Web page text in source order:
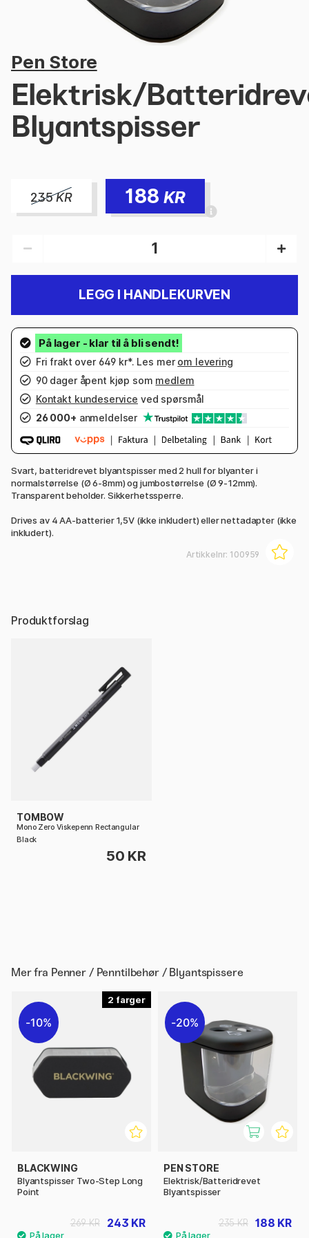
Pen Store
Elektrisk/
Blyantspisser
235KR 188 KR
LEGG I HANDLEKURVEN
Fri frakt over 649 kr*. Les mer om levering
90 dager åpent kjøp som medlem
Kontakt kundeservice ved spørsmål
26 000+ anmeldelser
Svart, batteridrevet blyantspisser med 2 hull for blyanter i
normalstørrelse (Ø 6-8mm) og jumbostørrelse (Ø 9-12mm).
Transparent beholder. Sikkerhetssperre.
Drives av 4 AA-batterier 1,5V (ikke inkludert) eller nettadapter (ikke
inkludert).
Artikkelnr: 100959
Produktforslag
TOMBOW
Mono Zero Viskepenn Rectangular
Black
50 KR
Mer fra Penner / Penntilbehør / Blyantspissere
2
10%
BLACKWING
Blyantspisser Two-Step Long
Point
243 KR
269 KR
20%
PEN STORE
Elektrisk/Batteridrevet
Blyantspisser
188 KR
235 KR